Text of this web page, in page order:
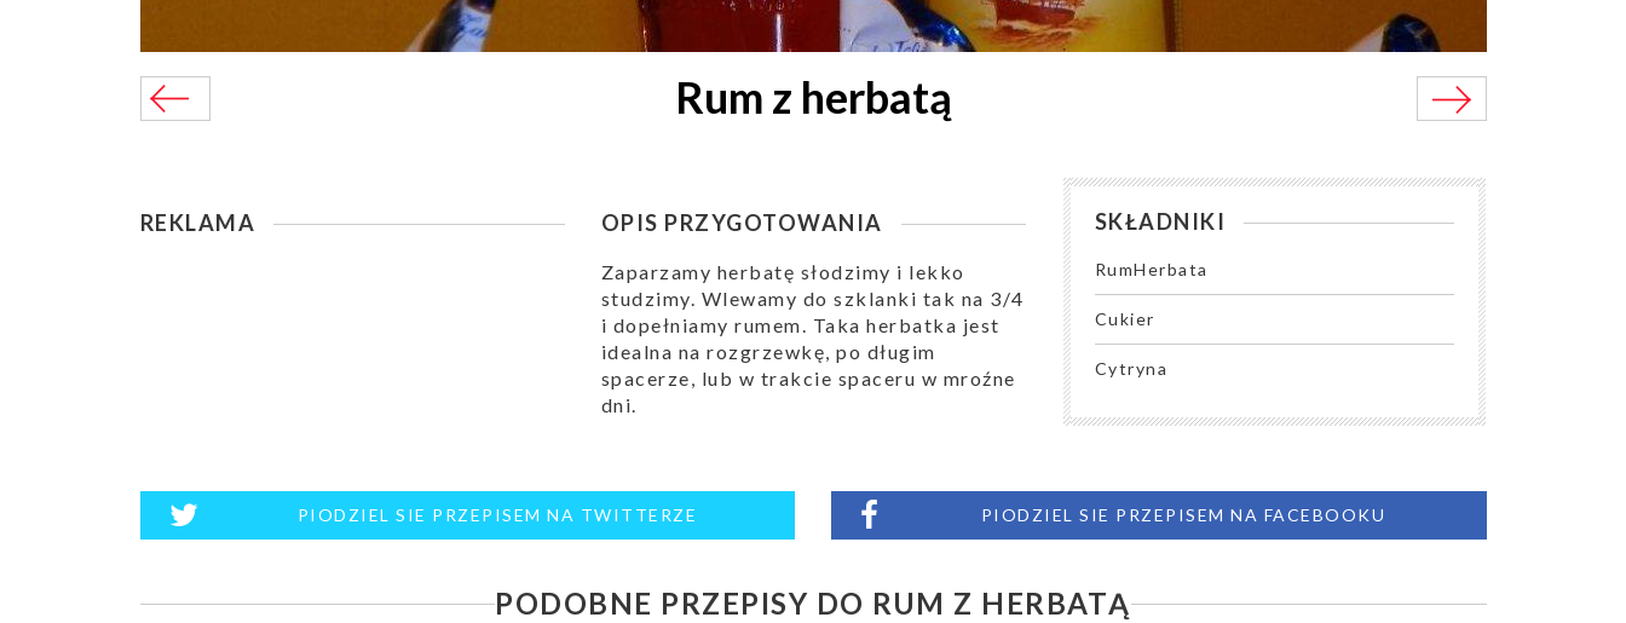
Rum z herbatą
REKLAMA OPIS PRZYGOTOWANIA
Zaparzamy herbatę słodzimy i lekko
studzimy. Wlewamy do szklanki tak na 3/4
i dopełniamy rumem. Taka herbatka jest
idealna na rozgrzewkę, po długim
spacerze, lub w trakcie spaceru w mroźne
dni.
SKŁADNIKI
RumHerbata
Cukier
Cytryna
PIODZIEL SIE PRZEPISEM NA TWITTERZE PIODZIEL SIE PRZEPISEM NA FACEBOOKU
PODOBNE PRZEPISY DO RUM Z HERBATĄ